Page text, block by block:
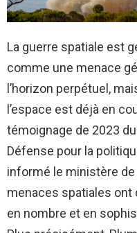
La guerre spatiale est
comme une menace
l’horizon perpétuel,
l’espace est déjà en
témoignage de 2023
Défense pour la
informé le ministère
menaces spatiales
en nombre et en